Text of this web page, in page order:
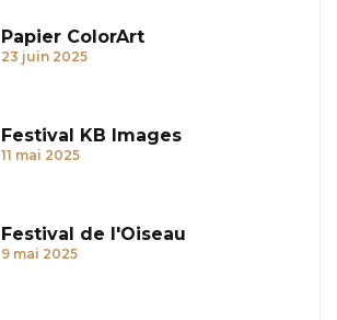
Papier ColorArt
23 juin 2025
Festival KB Images
11 mai 2025
Festival de l'Oiseau
9 mai 2025